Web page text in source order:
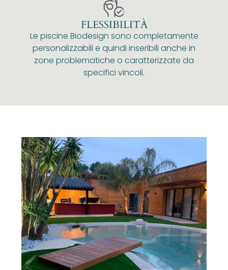
FLESSIBILITÀ
Le piscine Biodesign sono completamente
personalizzabili e quindi inseribili anche in
zone problematiche o caratterizzate da
specifici vincoli.